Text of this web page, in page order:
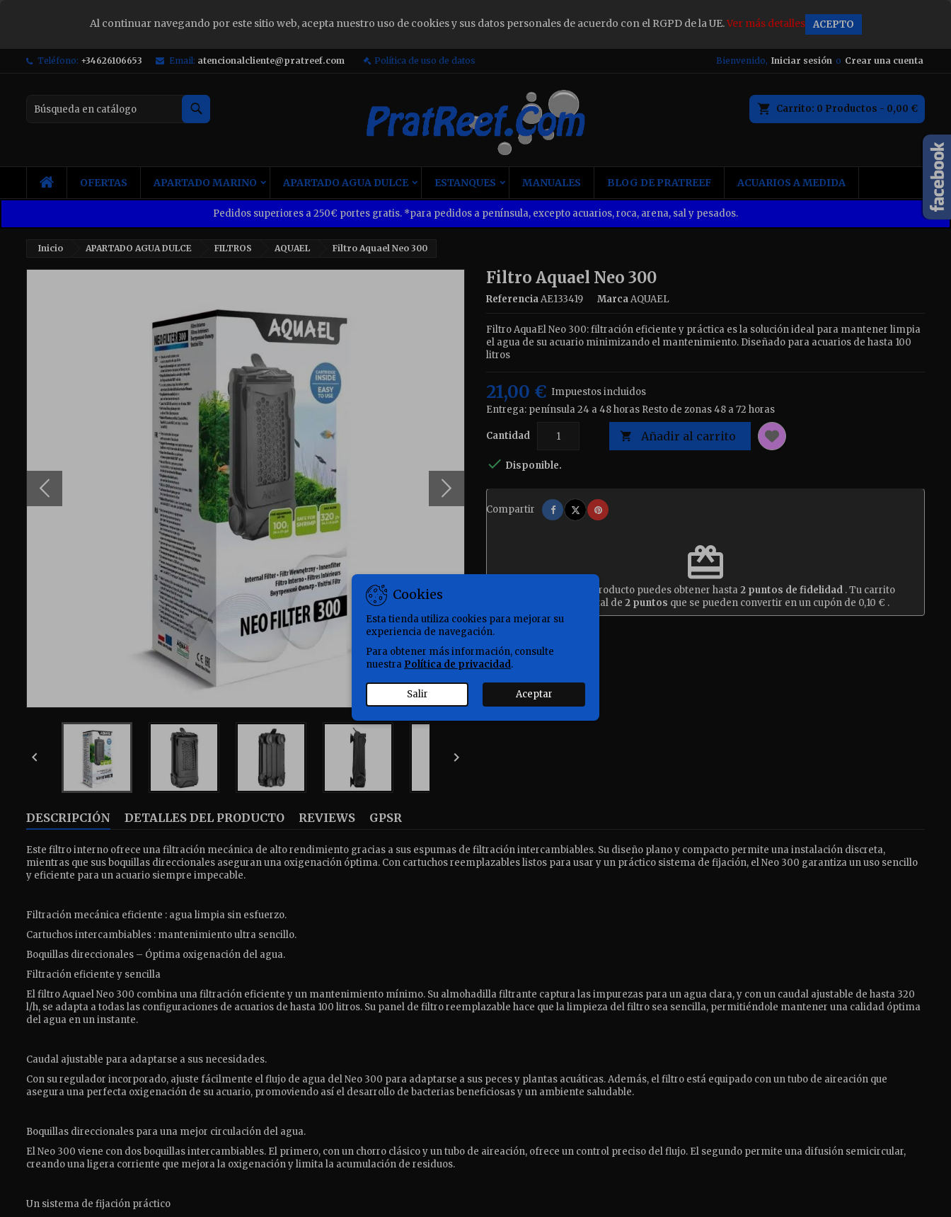
Al continuar navegando por este sitio web, acepta nuestro uso de cookies y sus datos personales de acuerdo con el RGPD de la UE.Ver más detalles ACEPTO
Teléfono: +34626106653 Email: atencionalcliente@pratreef.com Política de uso de datos Bienvenido, Iniciar sesión o Crear una cuenta
Carrito 0 Productos - 0,00 €
INICIOOFERTAS APARTADO MARINO APARTADO AGUA DULCE ESTANQUES MANUALES BLOG DE PRATREEF ACUARIOS A MEDIDA
Pedidos superiores a 250€ portes gratis. *para pedidos a península, excepto acuarios, roca, arena, sal y pesados.
Inicio APARTADO AGUA DULCE FILTROS AQUAEL Filtro Aquael Neo 300
 
Filtro Aquael Neo 300
ReferenciaAE133419 MarcaAQUAEL
Filtro AquaEl Neo 300: filtración eficiente y práctica es la solución ideal para mantener limpia
el agua de su acuario minimizando el mantenimiento. Diseñado para acuarios de hasta 100
litros
21,00 € Impuestos incluidos
Entrega: península 24 a 48 horas Resto de zonas 48 a 72 horas
Cantidad  Añadir al carrito
 Disponible.
Compartir Compartir
TuitearPinterest
redeem
Al comprar este producto puedes obtener hasta2 puntos de fidelidad . Tu carrito
contendrá un total de 2puntos que se pueden convertir en un cupón de 0,10 € .
DESCRIPCIÓN DETALLES DEL PRODUCTO REVIEWS GPSR
Este filtro interno ofrece una filtración mecánica de alto rendimiento gracias a sus espumas de filtración intercambiables. Su diseño plano y compacto permite una instalación discreta,
mientras que sus boquillas direccionales aseguran una oxigenación óptima. Con cartuchos reemplazables listos para usar y un práctico sistema de fijación, el Neo 300 garantiza un uso sencillo
y eficiente para un acuario siempre impecable.
Filtración mecánica eficiente : agua limpia sin esfuerzo.
Cartuchos intercambiables : mantenimiento ultra sencillo.
Boquillas direccionales – Óptima oxigenación del agua.
Filtración eficiente y sencilla
El filtro Aquael Neo 300 combina una filtración eficiente y un mantenimiento mínimo. Su almohadilla filtrante captura las impurezas para un agua clara, y con un caudal ajustable de hasta 320
l/h, se adapta a todas las configuraciones de acuarios de hasta 100 litros. Su panel de filtro reemplazable hace que la limpieza del filtro sea sencilla, permitiéndole mantener una calidad óptima
del agua en un instante.
Caudal ajustable para adaptarse a sus necesidades.
Con su regulador incorporado, ajuste fácilmente el flujo de agua del Neo 300 para adaptarse a sus peces y plantas acuáticas. Además, el filtro está equipado con un tubo de aireación que
asegura una perfecta oxigenación de su acuario, promoviendo así el desarrollo de bacterias beneficiosas y un ambiente saludable.
Boquillas direccionales para una mejor circulación del agua.
El Neo 300 viene con dos boquillas intercambiables. El primero, con un chorro clásico y un tubo de aireación, ofrece un control preciso del flujo. El segundo permite una difusión semicircular,
creando una ligera corriente que mejora la oxigenación y limita la acumulación de residuos.
Un sistema de fijación práctico
Cookies
Esta tienda utiliza cookies para mejorar su
experiencia de navegación.
Para obtener más información, consulte
nuestra Política de privacidad.
Salir Aceptar
×